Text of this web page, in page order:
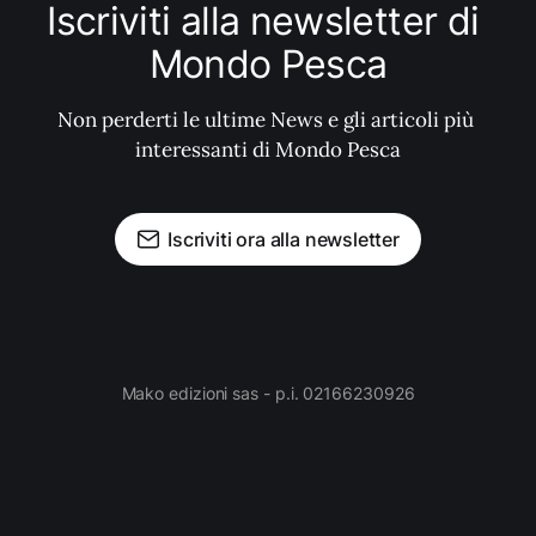
Iscriviti alla newsletter di
Mondo Pesca
Non perderti le ultime News e gli articoli più
interessanti di Mondo Pesca
Iscriviti ora alla newsletter
Mako edizioni sas - p.i. 02166230926